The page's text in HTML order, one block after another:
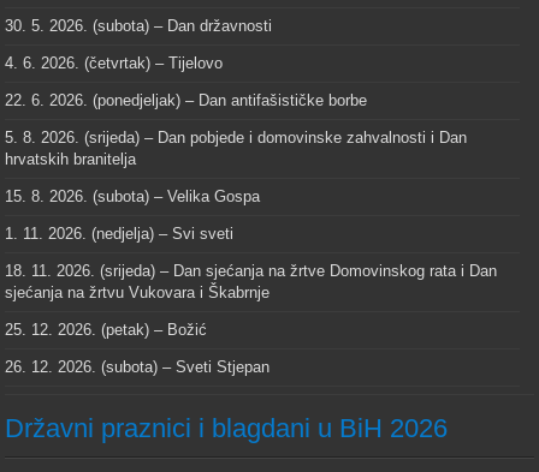
30. 5. 2026. (subota) – Dan državnosti
4. 6. 2026. (četvrtak) – Tijelovo
22. 6. 2026. (ponedjeljak) – Dan antifašističke borbe
5. 8. 2026. (srijeda) – Dan pobjede i domovinske zahvalnosti i Dan
hrvatskih branitelja
15. 8. 2026. (subota) – Velika Gospa
1. 11. 2026. (nedjelja) – Svi sveti
18. 11. 2026. (srijeda) – Dan sjećanja na žrtve Domovinskog rata i Dan
sjećanja na žrtvu Vukovara i Škabrnje
25. 12. 2026. (petak) – Božić
26. 12. 2026. (subota) – Sveti Stjepan
Državni praznici i blagdani u BiH 2026